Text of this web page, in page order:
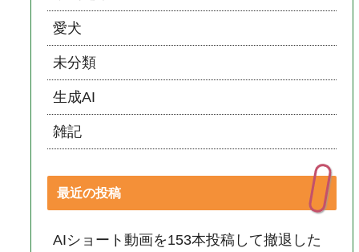
愛犬
未分類
生成AI
雑記
最近の投稿
AIショート動画を153本投稿して撤退した